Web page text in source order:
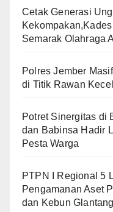
Cetak Generasi
Semarak Olahraga
Polres Jember
di Titik Rawan
​Potret Sinergitas di
dan Babinsa Hadir
Pesta Warga
PTPN I Regional 5
Pengamanan Aset
dan Kebun